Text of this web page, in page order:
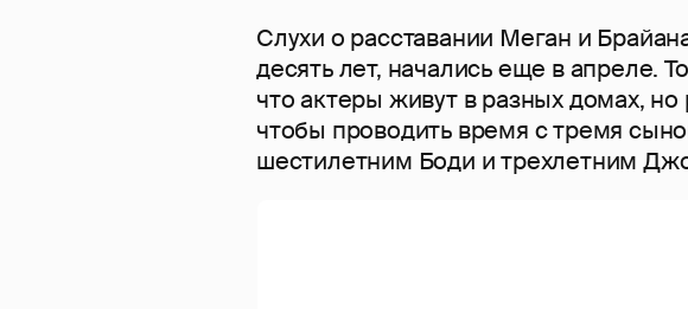
Слухи о расставании Меган и
десять лет, начались еще в апреле.
что актеры живут в разных домах, но
чтобы проводить время с тремя
шестилетним Боди и трехлетним